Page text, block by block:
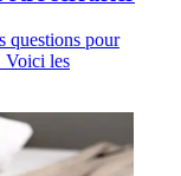
questions pour
Voici les